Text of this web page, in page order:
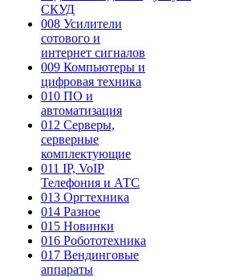
СКУД
008 Усилители
сотового и
интернет сигналов
009 Компьютеры и
цифровая техника
010 ПО и
автоматизация
012 Серверы,
серверные
комплектующие
011 IP, VoIP
Телефония и АТС
013 Оргтехника
014 Разное
015 Новинки
016 Робототехника
017 Вендинговые
аппараты